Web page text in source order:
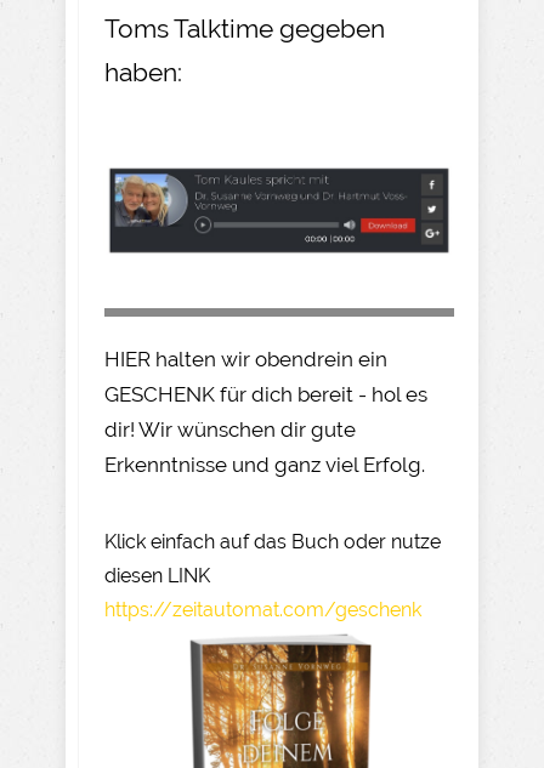
Toms Talktime gegeben
haben:
HIER halten wir obendrein ein
GESCHENK für dich bereit - hol es
dir! Wir wünschen dir gute
Erkenntnisse und ganz viel Erfolg.
Klick einfach auf das Buch oder nutze
diesen LINK
https://zeitautomat.com/geschenk